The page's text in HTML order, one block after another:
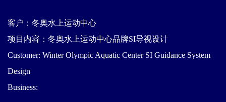
客户：冬奥水上运动中心
项目内容：冬奥水上运动中心品牌SI导视设计
Customer: Winter Olympic Aquatic Center SI Guidance System
Design
Business: